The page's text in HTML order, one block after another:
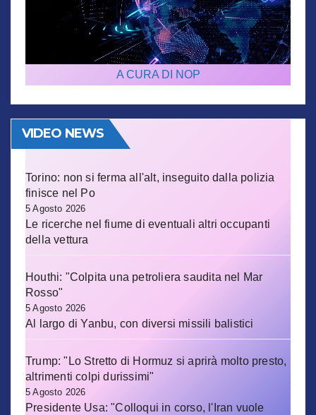
A CURA DI NOP
VIDEO NEWS
Torino: non si ferma all'alt, inseguito dalla polizia
finisce nel Po
5 Agosto 2026
Le ricerche nel fiume di eventuali altri occupanti
della vettura
Houthi: "Colpita una petroliera saudita nel Mar
Rosso"
5 Agosto 2026
Al largo di Yanbu, con diversi missili balistici
Trump: "Lo Stretto di Hormuz si aprirà molto presto,
altrimenti colpi durissimi"
5 Agosto 2026
Presidente Usa: "Colloqui in corso, l'Iran vuole